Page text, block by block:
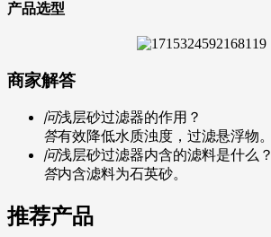
产品选型
商家解答
问浅层砂过滤器的作用？
答有效降低水质浊度，过滤悬浮物。
问浅层砂过滤器内含的滤料是什么？
答内含滤料为石英砂。
推荐产品